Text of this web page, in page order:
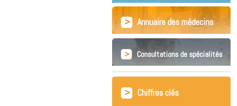
> Annuaire des médecins
> Consultations de spécialités
>
Chiffres clés